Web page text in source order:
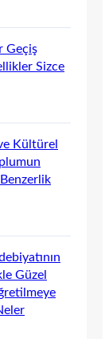
Geçiş
Sizce
Kültürel
Güzel